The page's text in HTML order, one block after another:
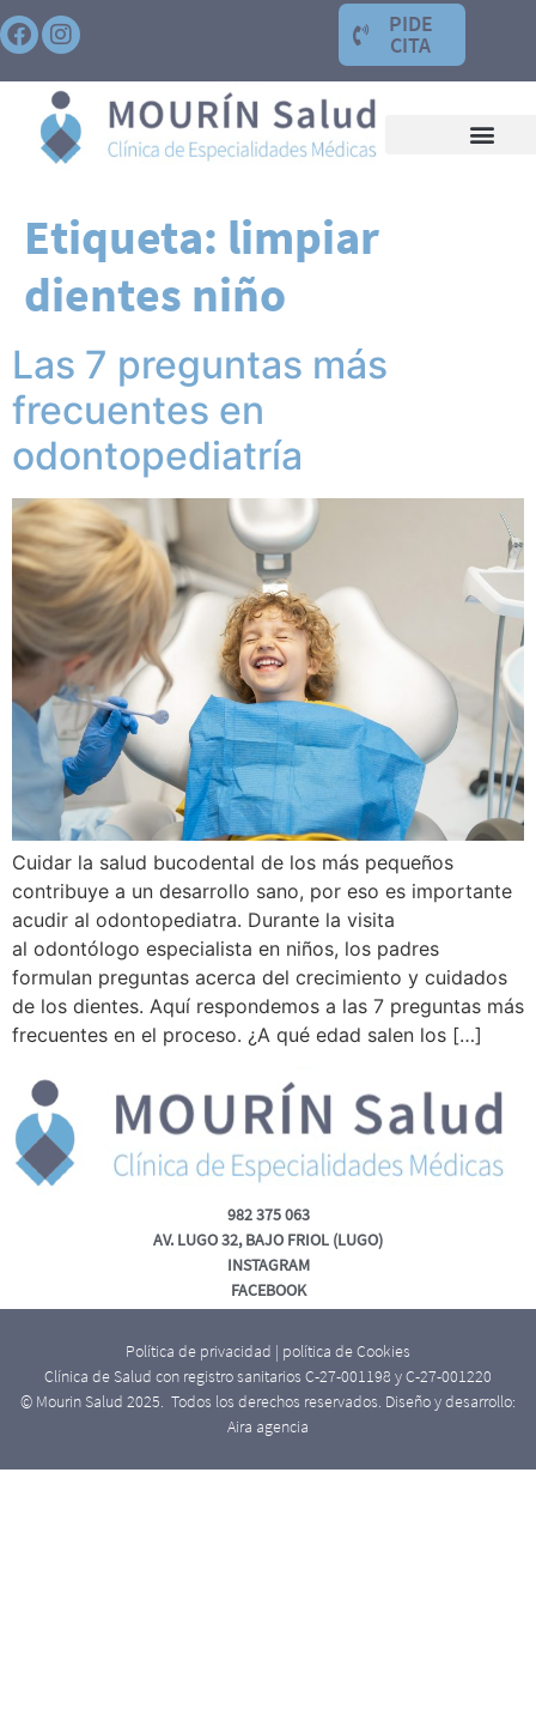
PIDE
CITA
Etiqueta: limpiar
dientes niño
Las 7 preguntas más
frecuentes en
odontopediatría
Cuidar la salud bucodental de los más pequeños
contribuye a un desarrollo sano, por eso es importante
acudir al odontopediatra. Durante la visita
al odontólogo especialista en niños, los padres
formulan preguntas acerca del crecimiento y cuidados
de los dientes. Aquí respondemos a las 7 preguntas más
frecuentes en el proceso. ¿A qué edad salen los […]
982 375 063
AV. LUGO 32, BAJO FRIOL (LUGO)
INSTAGRAM
FACEBOOK
Política de privacidad | política de Cookies
Clínica de Salud con registro sanitarios C-27-001198 y C-27-001220
© Mourin Salud 2025. Todos los derechos reservados. Diseño y desarrollo:
Aira agencia